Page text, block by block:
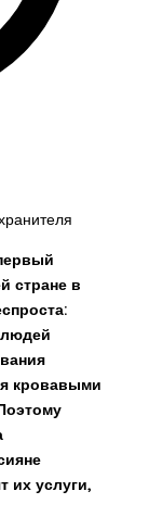
стране в
кровавыми
их услуги,